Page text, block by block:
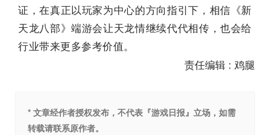
证，在真正以玩家为中心的方向指引下，相信《新
天龙八部》端游会让天龙情继续代代相传，也会给
行业带来更多参考价值。
责任编辑 : 鸡腿
* 文章经作者授权发布，不代表『游戏日报』立场，如需
转载请联系原作者。